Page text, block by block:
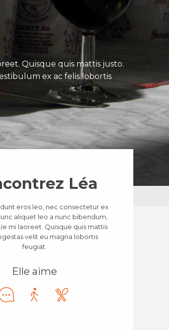
Quisque quis mattis justo.
ex ac felis lobortis
Léa
eros leo, nec consectetur ex
aliquet leo a nunc bibendum,
mi laoreet. Quisque quis mattis
velit eu magna lobortis
feugiat.
Elle aime